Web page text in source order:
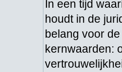
In een tijd
houdt in de
belang voor
kernwaarden: